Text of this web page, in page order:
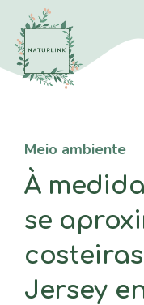
Saltar
para
conteúdo
Meio ambiente
À
se
Jersey